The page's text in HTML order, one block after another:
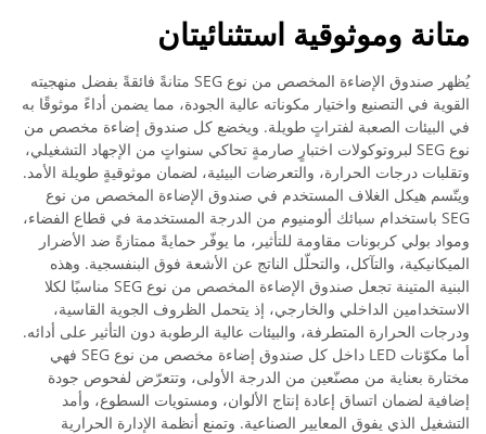
متانة وموثوقية استثنائيتان
يُظهر صندوق الإضاءة المخصص من نوع SEG متانةً فائقةً بفضل منهجيته
القوية في التصنيع واختيار مكوناته عالية الجودة، مما يضمن أداءً موثوقًا به
في البيئات الصعبة لفتراتٍ طويلة. ويخضع كل صندوق إضاءة مخصص من
نوع SEG لبروتوكولات اختبارٍ صارمةٍ تحاكي سنواتٍ من الإجهاد التشغيلي،
وتقلبات درجات الحرارة، والتعرضات البيئية، لضمان موثوقيةٍ طويلة الأمد.
ويتّسم هيكل الغلاف المستخدم في صندوق الإضاءة المخصص من نوع
SEG باستخدام سبائك ألومنيوم من الدرجة المستخدمة في قطاع الفضاء،
ومواد بولي كربونات مقاومة للتأثير، ما يوفّر حمايةً ممتازةً ضد الأضرار
الميكانيكية، والتآكل، والتحلّل الناتج عن الأشعة فوق البنفسجية. وهذه
البنية المتينة تجعل صندوق الإضاءة المخصص من نوع SEG مناسبًا لكلا
الاستخدامين الداخلي والخارجي، إذ يتحمل الظروف الجوية القاسية،
ودرجات الحرارة المتطرفة، والبيئات عالية الرطوبة دون التأثير على أدائه.
أما مكوّنات LED داخل كل صندوق إضاءة مخصص من نوع SEG فهي
مختارة بعناية من مصنّعين من الدرجة الأولى، وتتعرّض لفحوص جودة
إضافية لضمان اتساق إعادة إنتاج الألوان، ومستويات السطوع، وأمد
التشغيل الذي يفوق المعايير الصناعية. وتمنع أنظمة الإدارة الحرارية